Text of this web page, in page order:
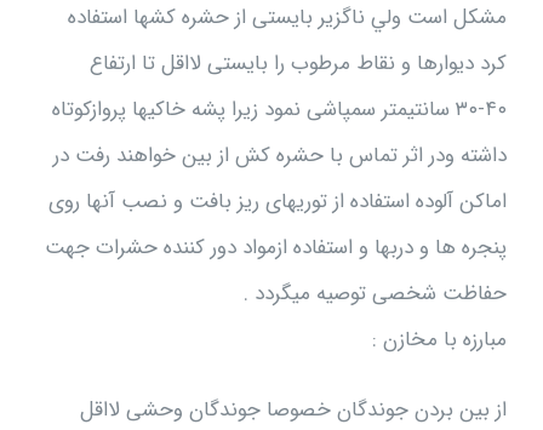
مشكل است ولي ناگزير بایستی از حشره کشها استفاده
كرد دیوارها و نقاط مرطوب را بایستی لااقل تا ارتفاع
۴۰-۳۰ سانتیمتر سمپاشی نمود زیرا پشه خاکیها پروازکوتاه
داشته ودر اثر تماس با حشره كش از بین خواهند رفت در
اماكن آلوده استفاده از توریهای ریز بافت و نصب آنها روی
پنجره ها و دربها و استفاده ازمواد دور کننده حشرات جهت
حفاظت شخصی توصيه ميگردد .
مبارزه با مخازن :
از بین بردن جوندگان خصوصا جوندگان وحشی لااقل